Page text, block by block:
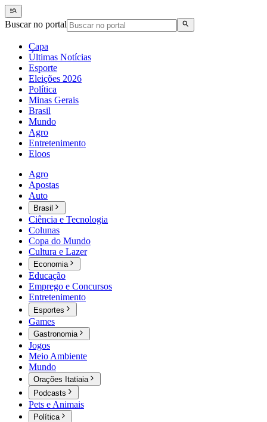
Buscar no portal
Capa
Últimas Notícias
Esporte
Eleições 2026
Política
Minas Gerais
Brasil
Mundo
Agro
Entretenimento
Eloos
Agro
Apostas
Auto
Brasil
Ciência e Tecnologia
Colunas
Copa do Mundo
Cultura e Lazer
Economia
Educação
Emprego e Concursos
Entretenimento
Esportes
Games
Gastronomia
Jogos
Meio Ambiente
Mundo
Orações Itatiaia
Podcasts
Pets e Animais
Política